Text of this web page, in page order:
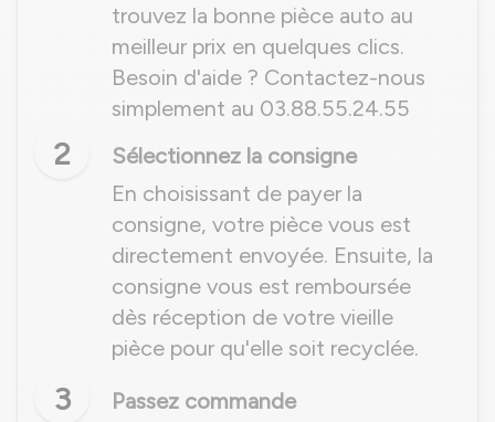
trouvez la bonne pièce auto au
meilleur prix en quelques clics.
Besoin d'aide ? Contactez-nous
simplement au 03.88.55.24.55
2
Sélectionnez la consigne
En choisissant de payer la
consigne, votre pièce vous est
directement envoyée. Ensuite, la
consigne vous est remboursée
dès réception de votre vieille
pièce pour qu'elle soit recyclée.
3
Passez commande